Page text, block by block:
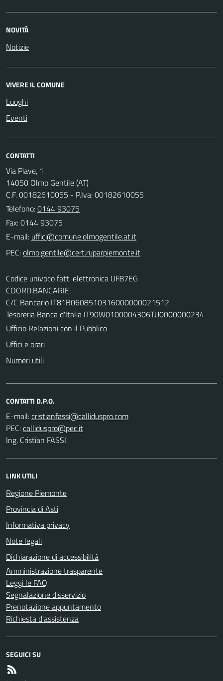
NOVITÀ
Notizie
VIVERE IL COMUNE
Luoghi
Eventi
CONTATTI
Via Piave, 1
14050 Olmo Gentile (AT)
C.F. 00182610055 - P.Iva: 00182610055
Telefono:0144 93075
Fax: 0144 93075
E-mail:
PEC:
Codice univoco fatt. elettronica UF87EG
COORD.BANCARIE:
C/C Bancario IT81B0608510316000000021512
Tesoreria Banca d'Italia IT90W0100004306TU0000000234
Ufficio Relazioni con il Pubblico
Uffici e orari
Numeri utili
CONTATTI D.P.O.
E-mail:
PEC:
Ing. Cristian FASSI
LINK UTILI
Regione Piemonte
Provincia di Asti
Informativa privacy
Note legali
Dichiarazione di accessibilità
Amministrazione trasparente
Leggi le FAQ
Segnalazione disservizio
Prenotazione appuntamento
Richiesta d'assistenza
SEGUICI SU